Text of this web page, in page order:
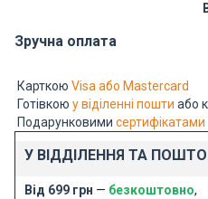
Зручна оплата
Карткою Visa або Mastercard
Готівкою у віділенні пошти або
Подарунковими
У ВІДДІЛЕННЯ ТА
Від 699 грн — безкоштовно,